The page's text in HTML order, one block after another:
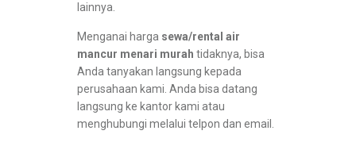
lainnya.
Menganai harga sewa/rental air
mancur menari murah tidaknya, bisa
Anda tanyakan langsung kepada
perusahaan kami. Anda bisa datang
langsung ke kantor kami atau
menghubungi melalui telpon dan email.